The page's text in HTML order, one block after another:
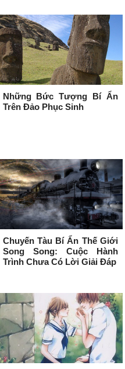
Những Bức Tượng Bí Ẩn
Trên Đảo Phục Sinh
Chuyến Tàu Bí Ẩn Thế Giới
Song Song: Cuộc Hành
Trình Chưa Có Lời Giải Đáp